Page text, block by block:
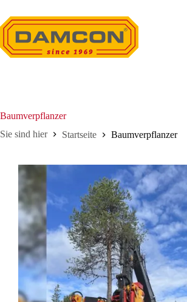
Inhalt
springen
Baumverpflanzer
Startseite
Baumverpflanzer